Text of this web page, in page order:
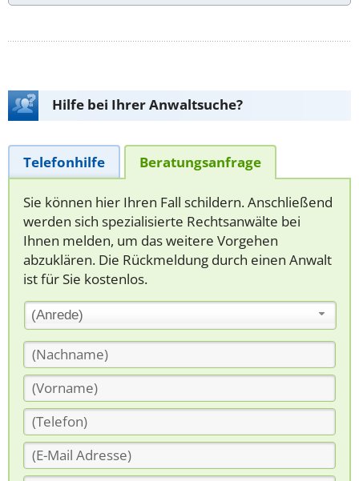
Hilfe bei Ihrer Anwaltsuche?
Telefonhilfe Beratungsanfrage
Sie können hier Ihren Fall schildern. Anschließend
werden sich spezialisierte Rechtsanwälte bei
Ihnen melden, um das weitere Vorgehen
abzuklären. Die Rückmeldung durch einen Anwalt
ist für Sie kostenlos.
(Anrede)